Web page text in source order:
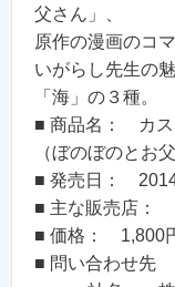
父さん」、
原作の漫画のコ
いがらし先生の
「海」の３種。
■ 商品名： カ
（ぼのぼのとお
■ 発売日：
■ 主な販売店：
■ 価格： 1,800
■ 問い合わせ先